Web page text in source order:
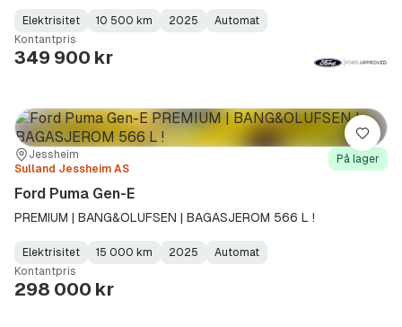
Fuel
Type:
Elektrisitet
Kilometerstand:
10 500 km
Model
Year:
2025
Gearbox
Type:
Automat
Kontantpris
349 900 kr
Sted:Jessheim
Forhandler:
Sulland Jessheim AS
På lager
Ford Puma Gen-E
PREMIUM | BANG&OLUFSEN | BAGASJEROM 566 L !
Fuel
Type:
Elektrisitet
Kilometerstand:
15 000 km
Model
Year:
2025
Gearbox
Type:
Automat
Kontantpris
298 000 kr
Lagre